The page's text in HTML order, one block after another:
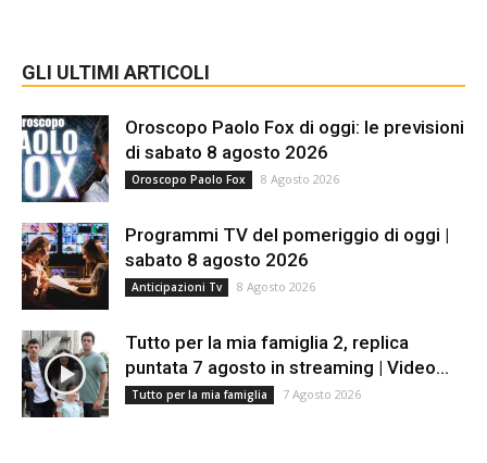
GLI ULTIMI ARTICOLI
Oroscopo Paolo Fox di oggi: le previsioni
di sabato 8 agosto 2026
Oroscopo Paolo Fox 8 Agosto 2026
Programmi TV del pomeriggio di oggi |
sabato 8 agosto 2026
Anticipazioni Tv 8 Agosto 2026
Tutto per la mia famiglia 2, replica
puntata 7 agosto in streaming | Video...
Tutto per la mia famiglia 7 Agosto 2026